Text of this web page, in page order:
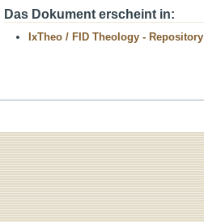
Das Dokument erscheint in:
IxTheo / FID Theology - Repository